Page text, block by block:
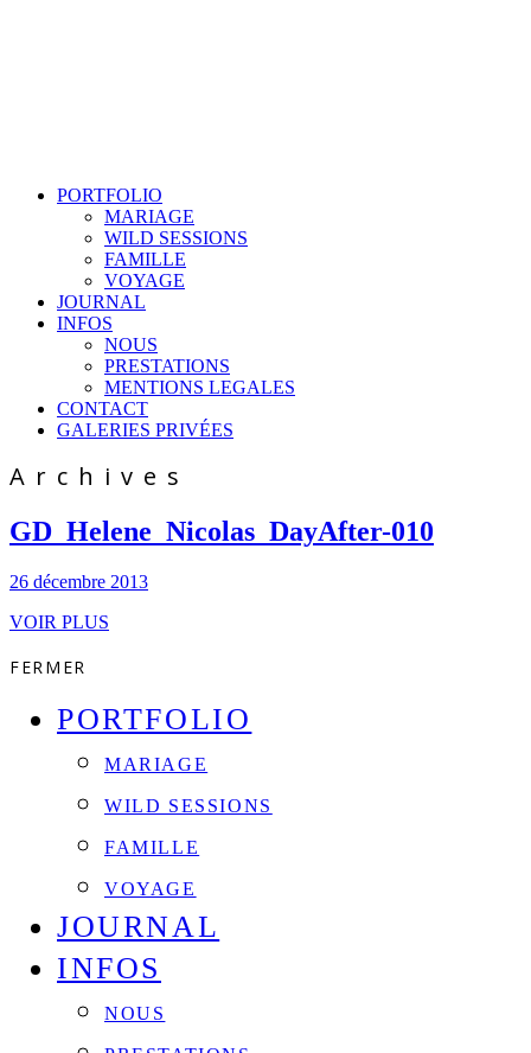
PORTFOLIO
MARIAGE
WILD SESSIONS
FAMILLE
VOYAGE
JOURNAL
INFOS
NOUS
PRESTATIONS
MENTIONS LEGALES
CONTACT
GALERIES PRIVÉES
Archives
GD_Helene_Nicolas_DayAfter-010
26 décembre 2013
VOIR PLUS
FERMER
PORTFOLIO
MARIAGE
WILD SESSIONS
FAMILLE
VOYAGE
JOURNAL
INFOS
NOUS